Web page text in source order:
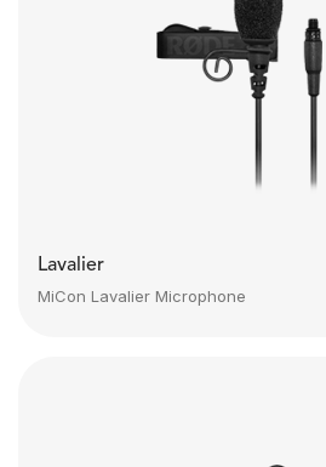
Lavalier
MiCon Lavalier Microphone